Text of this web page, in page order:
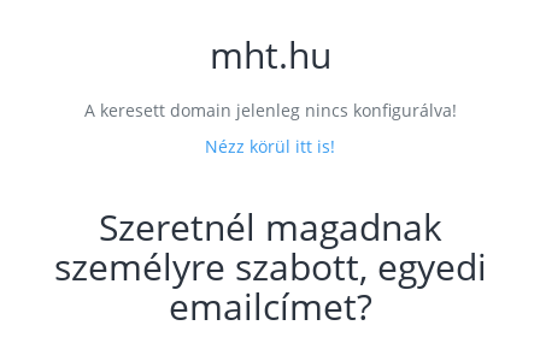
mht.hu
A keresett domain jelenleg nincs konfigurálva!
Nézz körül itt is!
Szeretnél magadnak
személyre szabott, egyedi
emailcímet?